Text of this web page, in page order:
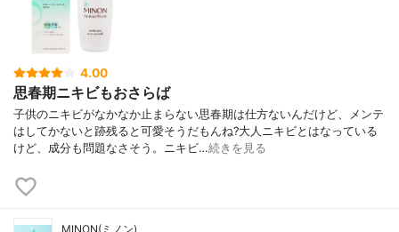
4.00
思春期ニキビもおさらば
子供のニキビがなかなか止まらない思春期は仕方ないんだけど、メンテ
はしてかないと跡残ると可愛そうだもんね?大人ニキビとはなっている
けど、成分も問題なさそう。ニキビ…続きを見る
MINON(ミノン)